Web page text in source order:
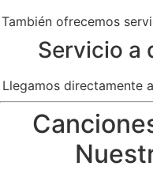
También ofrecemos
Servicio a
Llegamos directamente